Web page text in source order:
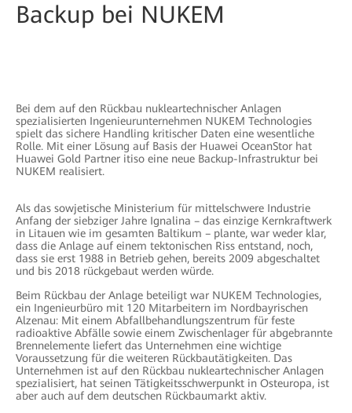
Backup bei NUKEM
Bei dem auf den Rückbau nukleartechnischer Anlagen
spezialisierten Ingenieurunternehmen NUKEM Technologies
spielt das sichere Handling kritischer Daten eine wesentliche
Rolle. Mit einer Lösung auf Basis der Huawei OceanStor hat
Huawei Gold Partner itiso eine neue Backup-Infrastruktur bei
NUKEM realisiert.
Als das sowjetische Ministerium für mittelschwere Industrie
Anfang der siebziger Jahre Ignalina – das einzige Kernkraftwerk
in Litauen wie im gesamten Baltikum – plante, war weder klar,
dass die Anlage auf einem tektonischen Riss entstand, noch,
dass sie erst 1988 in Betrieb gehen, bereits 2009 abgeschaltet
und bis 2018 rückgebaut werden würde.
Beim Rückbau der Anlage beteiligt war NUKEM Technologies,
ein Ingenieurbüro mit 120 Mitarbeitern im Nordbayrischen
Alzenau: Mit einem Abfallbehandlungszentrum für feste
radioaktive Abfälle sowie einem Zwischenlager für abgebrannte
Brennelemente liefert das Unternehmen eine wichtige
Voraussetzung für die weiteren Rückbautätigkeiten. Das
Unternehmen ist auf den Rückbau nukleartechnischer Anlagen
spezialisiert, hat seinen Tätigkeitsschwerpunkt in Osteuropa, ist
aber auch auf dem deutschen Rückbaumarkt aktiv.